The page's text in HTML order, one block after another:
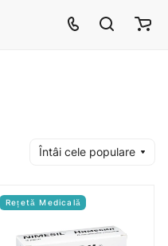
Întâi cele populare
Rețetă Medicală